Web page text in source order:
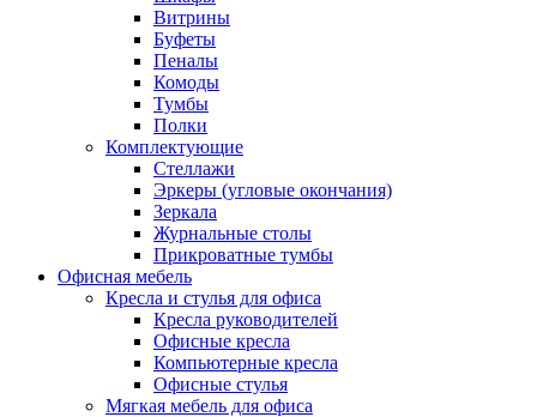
Витрины
Буфеты
Пеналы
Комоды
Тумбы
Полки
Комплектующие
Стеллажи
Эркеры (угловые окончания)
Зеркала
Журнальные столы
Прикроватные тумбы
Офисная мебель
Кресла и стулья для офиса
Кресла руководителей
Офисные кресла
Компьютерные кресла
Офисные стулья
Мягкая мебель для офиса